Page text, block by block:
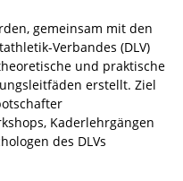
gemeinsam mit den
Verbandes (DLV)
und praktische
erstellt. Ziel
Kaderlehrgängen
des DLVs